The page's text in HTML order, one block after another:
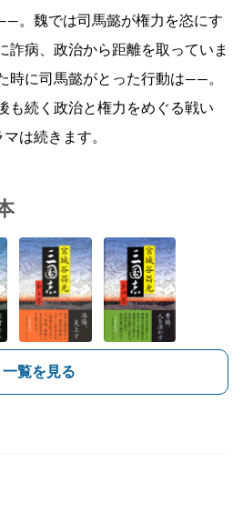
。魏では司馬懿が権力を恣にす
詐病、政治から距離を取っていま
時に司馬懿がとった行動は――。
も続く政治と権力をめぐる戦い
は続きます。
一覧を見る